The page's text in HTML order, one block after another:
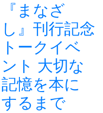
『まなざ
し』刊行記念
トークイベ
ント 大切な
記憶を本に
するまで